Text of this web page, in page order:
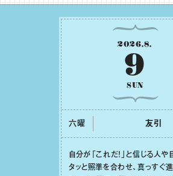
2026.8.
9
SUN
六曜 友引
⾃分が「これだ！」と信じる⼈や
タッと照準を合わせ、真っすぐ